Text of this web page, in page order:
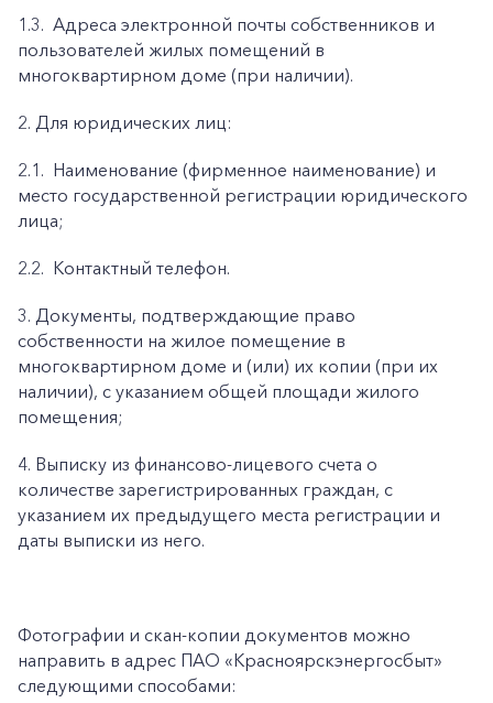
1.3. Адреса электронной почты собственников и
пользователей жилых помещений в
многоквартирном доме (при наличии).
2. Для юридических лиц:
2.1. Наименование (фирменное наименование) и
место государственной регистрации юридического
лица;
2.2. Контактный телефон.
3. Документы, подтверждающие право
собственности на жилое помещение в
многоквартирном доме и (или) их копии (при их
наличии), с указанием общей площади жилого
помещения;
4. Выписку из финансово-лицевого счета о
количестве зарегистрированных граждан, с
указанием их предыдущего места регистрации и
даты выписки из него.
Фотографии и скан-копии документов можно
направить в адрес ПАО «Красноярскэнергосбыт»
следующими способами: